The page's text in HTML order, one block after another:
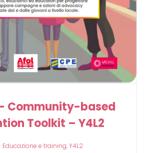
Community-based
Toolkit – Y4L2
Educazione e training,Y4L2